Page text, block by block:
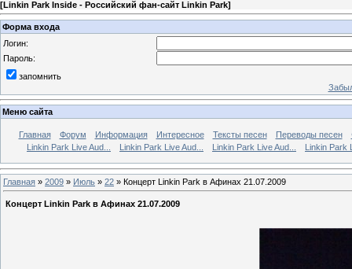
[Linkin Park Inside - Российский фан-сайт Linkin Park]
Форма входа
Логин:
Пароль:
запомнить
Меню сайта
Главная Форум Информация Интересное Тексты песен Переводы песен
Linkin Park Live Aud...
Linkin Park Live Aud... Linkin Park Live Aud... Linkin Park
Главная » 2009 » Июль » 22 » Концерт Linkin Park в Афинах 21.07.2009
Концерт Linkin Park в Афинах 21.07.2009